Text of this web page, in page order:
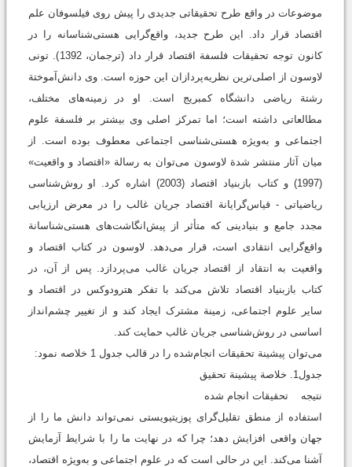
موضوعات در واقع طرح تحقیقاتی جدیدی را پیش روی فیلسوفان علم
اقتصاد قرار داد. این طرح جدید، واقع‌گرایی هستی‌شناسانه را در
کانون توجه تحقیقات فلسفة اقتصاد قرار داد (ترجمان، 1392). تونی
لاوسون از اصلی‌ترین نظریه‌پردازان این حوزه است. وی دانش‌آموختة
رشتة ریاضی دانشگاه کمبریج است. او در زمینه‌‌‌های مختلف،
مطالعاتی داشته است؛ اما تمرکز اصلی وی بیشتر بر فلسفة علوم
اجتماعی و به‌ویژه هستی‌شناسی اجتماعی معطوف بوده است. از
میان آثار منتشر شدة لاوسون می‌توان به رسالة «اقتصاد و واقعیت»
(1997) و کتاب بازبنیاد اقتصاد (2003) اشاره كرد. او روش‌شناسی
ریاضیاتی - قیاس‌گرایانة اقتصاد جریان غالب را در معرض ارزیابی
مجدد جامع و بنیادینی که متأثر از پیش‌انگاشت‌های هستی‌شناسانة
واقع‌گرایی انتقادی است، قرار می‌دهد. لاوسون در کتاب اقتصاد و
واقعیت به انتقاد از اقتصاد جریان غالب می‌پردازد. پس از آن، در
کتاب بازبنیاد اقتصاد تلاش می‌کند با تفکر هترودوکس در اقتصاد و
سایر علوم اجتماعی، زمینة مشترک ایجاد کند و از تغییر چشم‌انداز
اساسی در روش‌شناسی جریان غالب حمایت كند.
می‌توان پیشینة تحقیقات انجام‌شده را در قالب جدول 1 خلاصه نمود:
جدول1. خلاصة پیشینة تحقیق
نتیجه تحقیقات انجام شده
استفاده از منطق تقلیل‌گرای پوزیتیویستی نمی‌تواند دانش ما را از
جهان واقعی افزایش دهد؛ چرا که در نهایت ما را با شرایط آزمایش
آشنا می‌کند. این در حالی است که در علوم اجتماعی و به‌ویژه اقتصاد،